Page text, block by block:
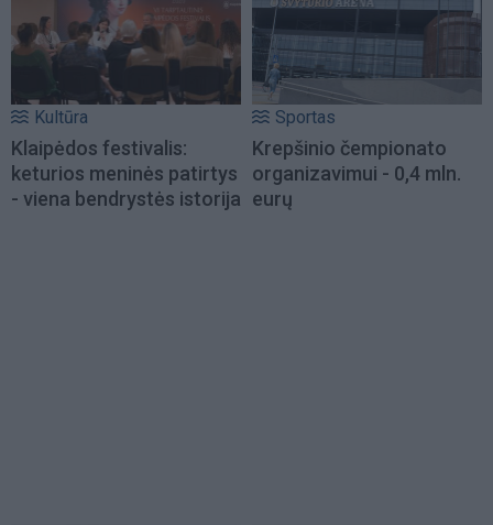
Kultūra
Klaipėdos festivalis:
keturios meninės patirtys
- viena bendrystės istorija
Sportas
Krepšinio čempionato
organizavimui - 0,4 mln.
eurų